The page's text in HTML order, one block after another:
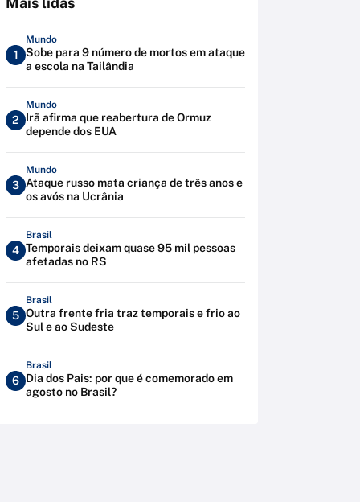
1
Mundo
Sobe para 9 número de mortos em ataque
a escola na Tailândia
2
Mundo
Irã afirma que reabertura de Ormuz
depende dos EUA
3
Mundo
Ataque russo mata criança de três anos e
os avós na Ucrânia
4
Brasil
Temporais deixam quase 95 mil pessoas
afetadas no RS
5
Brasil
Outra frente fria traz temporais e frio ao
Sul e ao Sudeste
6
Brasil
Dia dos Pais: por que é comemorado em
agosto no Brasil?